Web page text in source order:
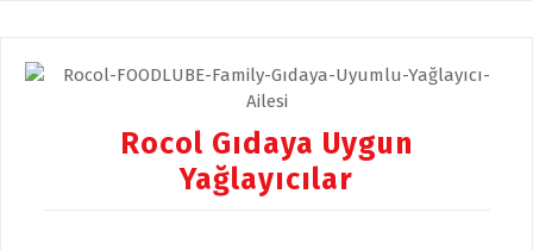
Rocol Gıdaya Uygun
Yağlayıcılar